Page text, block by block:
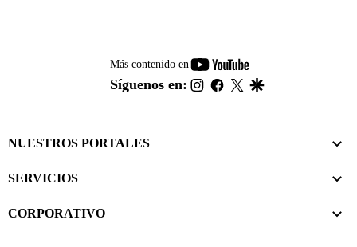
Más contenido en
youtube-
footer
Síguenos en: instagram
facebook
twitter
NUESTROS PORTALES
SERVICIOS
CORPORATIVO